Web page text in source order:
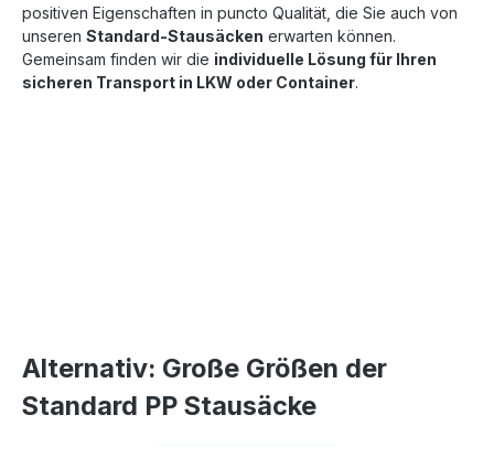
positiven Eigenschaften in puncto Qualität, die Sie auch von
unseren Standard-Stausäcken erwarten können.
Gemeinsam finden wir die individuelle Lösung für Ihren
sicheren Transport in LKW oder Container.
Alternativ: Große Größen der
Standard PP Stausäcke